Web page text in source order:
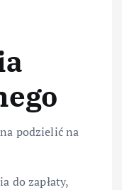
podzielić na
do zapłaty,